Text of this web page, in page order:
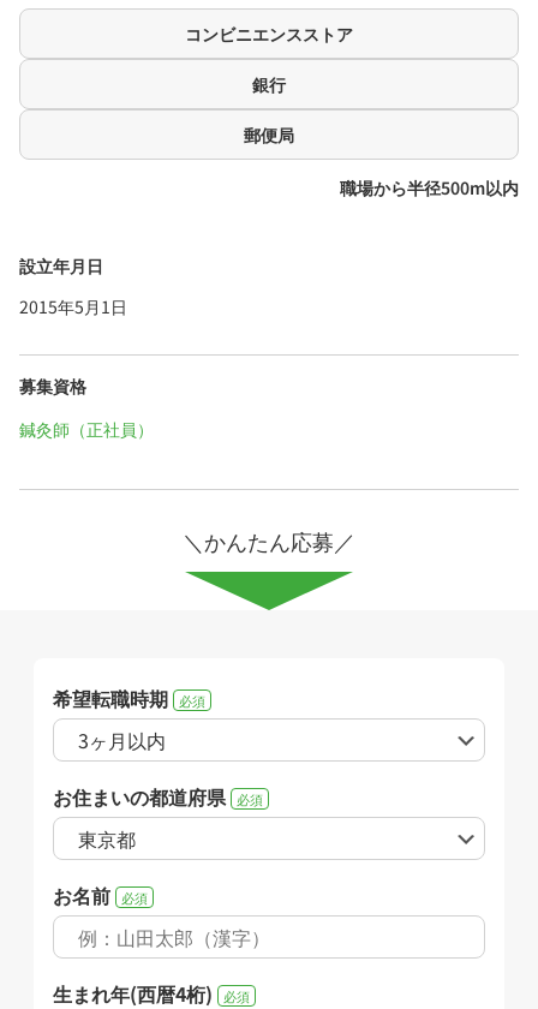
コンビニエンスストア
銀行
郵便局
職場から半径500m以内
設立年月日
2015年5月1日
募集資格
鍼灸師（正社員）
＼かんたん応募／
希望転職時期 必須
お住まいの都道府県 必須
お名前 必須
生まれ年(西暦4桁) 必須